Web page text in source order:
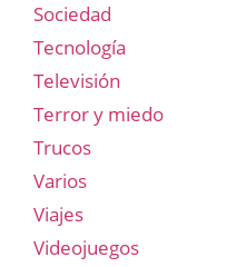
Sociedad
Tecnología
Televisión
Terror y miedo
Trucos
Varios
Viajes
Videojuegos